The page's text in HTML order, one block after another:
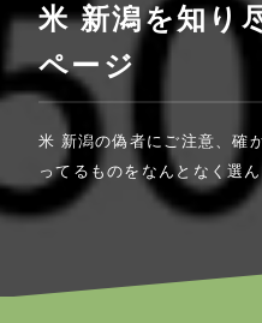
米 新潟を知り
ページ
米 新潟の偽者にご注意、確
ってるものをなんとなく選